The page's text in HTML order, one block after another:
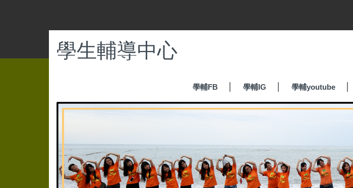
容
學生輔導中心
學輔FB 學輔IG 學輔youtube